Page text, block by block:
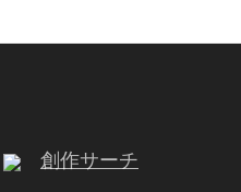
創作サーチ